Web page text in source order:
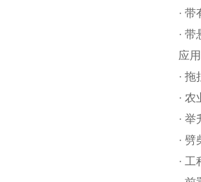
· 带有
· 带悬
应用
· 拖
· 农
· 举
· 劈
· 工